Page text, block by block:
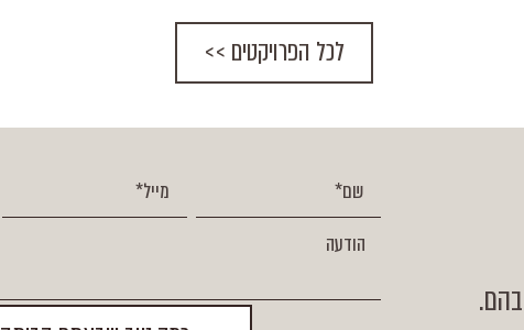
לכל הפרויקטים >>